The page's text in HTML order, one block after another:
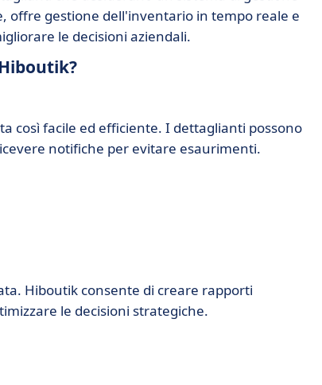
offre gestione dell'inventario in tempo reale e
le decisioni aziendali.
così facile ed efficiente. I dettaglianti possono
notifiche per evitare esaurimenti.
Hiboutik consente di creare rapporti
le decisioni strategiche.